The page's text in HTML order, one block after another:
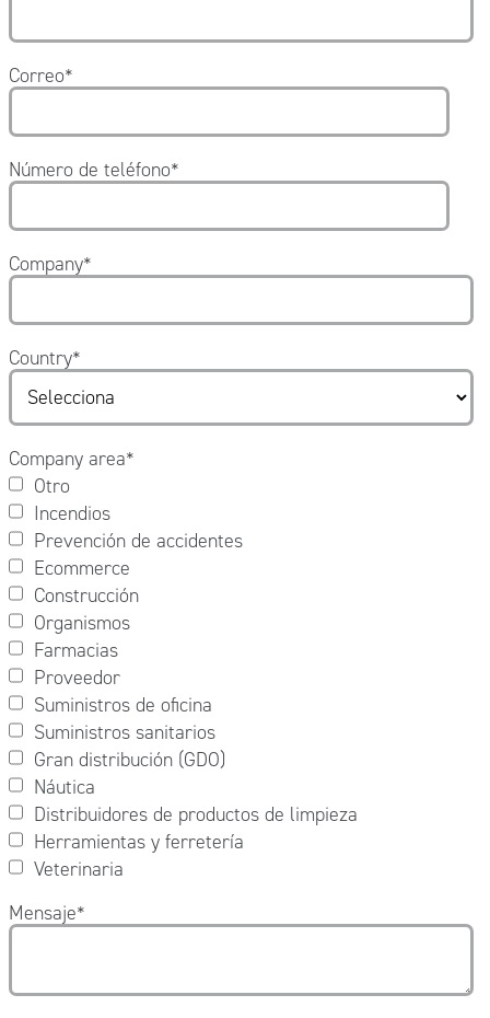
Correo*
Número de teléfono*
Company*
Country*
Company area*
Otro
Incendios
Prevención de accidentes
Ecommerce
Construcción
Organismos
Farmacias
Proveedor
Suministros de oficina
Suministros sanitarios
Gran distribución (GDO)
Náutica
Distribuidores de productos de limpieza
Herramientas y ferretería
Veterinaria
Mensaje*